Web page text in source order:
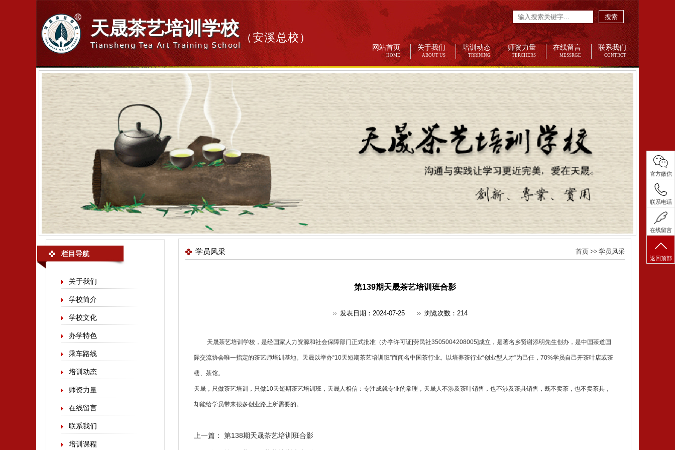
天晟茶艺培训学校
Tiansheng Tea Art Training School
（安溪总校）
网站首页
HOME
关于我们
ABOUT US
培训动态
TRRINING
师资力量
TERCHERS
在线留言
MESSRGE
联系我们
CONTRCT
搜索
栏目导航
关于我们
学校简介
学校文化
办学特色
乘车路线
培训动态
师资力量
在线留言
联系我们
培训课程
首页>> 学员风采
学员风采
第139期天晟茶艺培训班合影
发表日期：2024-07-25 浏览次数： 214
天晟茶艺培训 学校，是经国家人力资源和社会保障部门正式批准（办学许可证[劳民社3505004208005]成立，是著名乡贤谢添明先生创办，是中国茶道国
际交流协会唯一指定的茶艺师培训 基地。天晟以举办“10天短期茶艺培训班”而闻名中国茶行业。以培养茶行业“创业型人才”为己任，70%学员自己开茶叶店或茶
楼、茶馆。
天晟，只做茶艺培训，只做10天短期茶艺培训班，天晟人相信：专注成就专业的常理，天晟人不涉及茶叶销售，也不涉及茶具销售，既不卖茶，也不卖茶具，
却能给学员带来很多创业路上所需要的。
上一篇： 第138期天晟茶艺培训班合影
官方微信
联系电话
在线留言
返回顶部